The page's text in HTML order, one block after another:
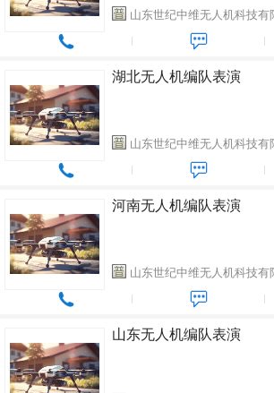
山东世纪中维无人机科技有
湖北无人机编队表演
山东世纪中维无人机科技有
河南无人机编队表演
山东世纪中维无人机科技有
山东无人机编队表演